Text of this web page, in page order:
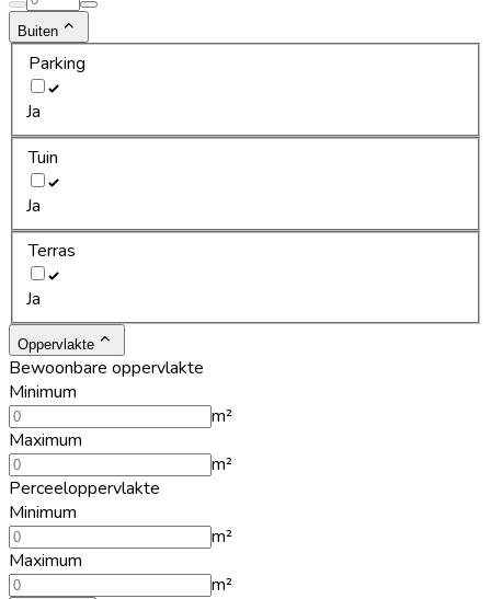
Buiten
Parking
Ja
Tuin
Ja
Terras
Ja
Oppervlakte
Bewoonbare oppervlakte
Minimum
m²
Maximum
m²
Perceeloppervlakte
Minimum
m²
Maximum
m²